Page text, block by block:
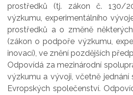
prostředků (tj. zákon č. 130/
výzkumu, experimentálního
prostředků a o změně
(zákon opodpoře výzkumu,
inovací), ve znění pozdějších
Odpovídá zamezinárodní
výzkumu a vývoji, včetně jednání
Evropských společenství.